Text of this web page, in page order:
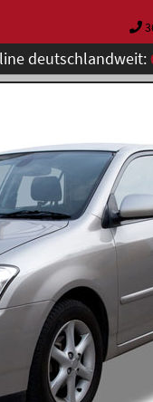
deutschlandweit: